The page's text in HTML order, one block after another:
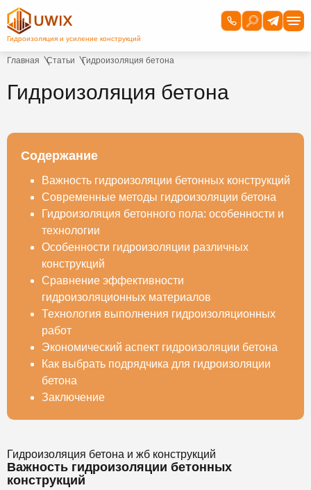
Главная Статьи Гидроизоляция бетона
Гидроизоляция бетона
Содержание
Важность гидроизоляции бетонных конструкций
Современные методы гидроизоляции бетона
Гидроизоляция бетонного пола: особенности и
технологии
Особенности гидроизоляции различных
конструкций
Сравнение эффективности
гидроизоляционных материалов
Технология выполнения гидроизоляционных
работ
Экономический аспект гидроизоляции бетона
Как выбрать подрядчика для гидроизоляции
бетона
Заключение
Гидроизоляция бетона и жб конструкций
Важность гидроизоляции бетонных
конструкций